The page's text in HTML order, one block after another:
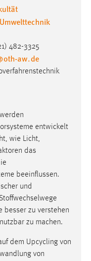
482-3325
oth-aw.de
entwickelt
wie Licht,
das
beeinflussen.
und
besser zu verstehen
zu machen.
dem Upcycling von
von